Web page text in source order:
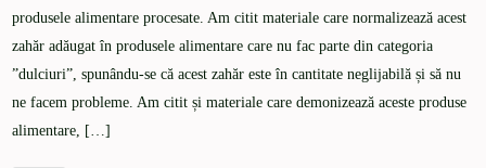
produsele alimentare procesate. Am citit materiale care normalizează acest
zahăr adăugat în produsele alimentare care nu fac parte din categoria
”dulciuri”, spunându-se că acest zahăr este în cantitate neglijabilă și să nu
ne facem probleme. Am citit și materiale care demonizează aceste produse
alimentare, […]